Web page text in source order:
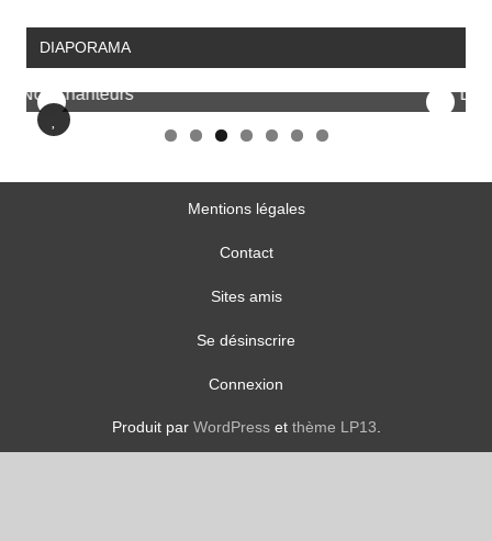
DIAPORAMA
Discours d'accueil
Mentions légales
Contact
Sites amis
Se désinscrire
Connexion
Produit par WordPresset thème LP13